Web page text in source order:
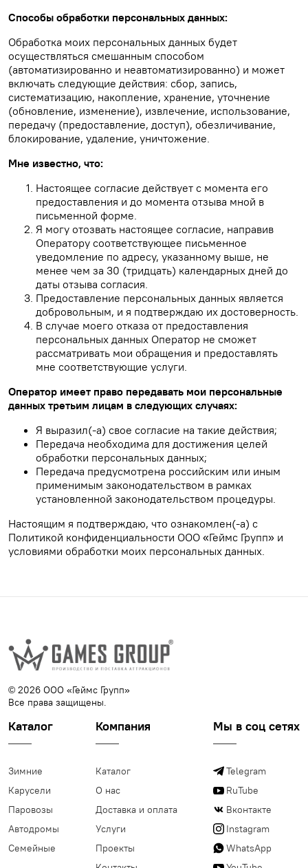
Способы обработки персональных данных:
Обработка моих персональных данных будет
осуществляться смешанным способом
(автоматизированно и неавтоматизированно) и может
включать следующие действия: сбор, запись,
систематизацию, накопление, хранение, уточнение
(обновление, изменение), извлечение, использование,
передачу (предоставление, доступ), обезличивание,
блокирование, удаление, уничтожение.
Мне известно, что:
Настоящее согласие действует с момента его
предоставления и до момента отзыва мной в
письменной форме.
Я могу отозвать настоящее согласие, направив
Оператору соответствующее письменное
уведомление по адресу, указанному выше, не
менее чем за 30 (тридцать) календарных дней до
даты отзыва согласия.
Предоставление персональных данных является
добровольным, и я подтверждаю их достоверность.
В случае моего отказа от предоставления
персональных данных Оператор не сможет
рассматривать мои обращения и предоставлять
мне соответствующие услуги.
Оператор имеет право передавать мои персональные
данных третьим лицам в следующих случаях:
Я выразил(-а) свое согласие на такие действия;
Передача необходима для достижения целей
обработки персональных данных;
Передача предусмотрена российским или иным
применимым законодательством в рамках
установленной законодательством процедуры.
Настоящим я подтверждаю, что ознакомлен(-а) с
Политикой конфиденциальности ООО «Геймс Групп» и
условиями обработки моих персональных данных.
© 2026 ООО «Геймс Групп»
Все права защищены.
Каталог
Зимние
Карусели
Паровозы
Автодромы
Семейные
Компания
Каталог
О нас
Доставка и оплата
Услуги
Проекты
Мы в соц сетях
Telegram
RuTube
Вконтакте
Instagram
WhatsApp